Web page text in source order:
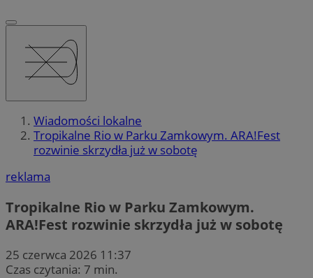
Wiadomości lokalne
Tropikalne Rio w Parku Zamkowym. ARA!Fest
rozwinie skrzydła już w sobotę
reklama
Tropikalne Rio w Parku Zamkowym.
ARA!Fest rozwinie skrzydła już w sobotę
25 czerwca 2026 11:37
Czas czytania: 7 min.